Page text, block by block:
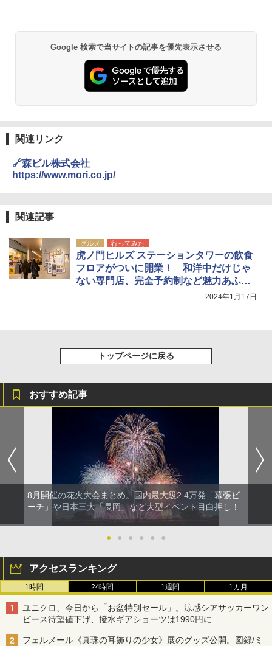
￥2,695
僕が見た未来【完全版】
A09 地球の歩き方 イタリア 2026～2027 地
A26 地球の歩き方 チェコ ポーランド スロヴ
ァキア 2026～2027 地球の歩き方A ヨーロッ
パ
PYKES PEAK (パイクスピーク) 着替えテン
ト プライバシー テント 【中が透けない】 1
人用 折りたたみ 防災グッズ 災害用トイレ ビ
ーチ ピクニック ポップアップテント 携帯 簡
易 トイレテント (ブラック)
500002(88859)
ーティング フルクローズ メッシュ 3-4人用
簡単設置 ポップアップテント エクルベージ
ュ(BC仕様) PATC-150B(EB)
ッシュ 4人用 簡単設置 ポップアップテント P
ATCW-150B エクルベージュ
BUNDOK(バンドック)ソロ ドーム 1 EX BDK
レーム ドーム型 テント
￥14,800
DEWEL パラソル 大型 ビーチ アウトドアパ
￥1,180
熊撃退スプレー 熊よけスプレー 熊スプレー
防災用品 長期保存可能 緊急時用 日本国内発
送
Google 検索で当サイトの記事を優先表示させる
関連リンク
🔗森ビル株式会社
https://www.mori.co.jp/
関連記事
グルメ 行ってみた
虎ノ門ヒルズ ステーションタワーの飲食
フロアがついに開業！ 和洋中だけじゃ
ない専門店、完全予約制など魅力あふれ
2024年1月17日
トップページに戻る
おすすめ記事
8月開催の花火大会まとめ。国内最大級2.4万発「幕張ビ
ーチ」や日本三大「長岡」など大型イベント目白押し！
● ● ● ● ● ●
アクセスランキング
1時間 24時間 1週間 1カ月
ユニクロ、今日から「お盆特別セール」。涼感シアサッカーワン
ピース待望値下げ、撥水ギアショーツは1990円に
フェルメール《真珠の耳飾りの少女》展のグッズ公開。図録/ミ